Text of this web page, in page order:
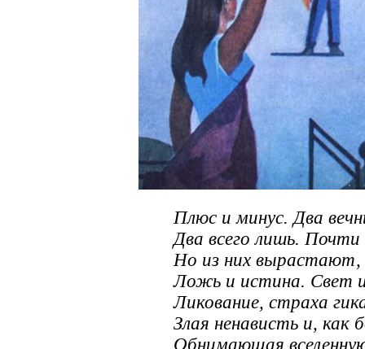
Плюс и минус. Два
Два всего лишь. Почти
Но из них
Ложь и истина. Свет
Ликование, страха
Злая ненависть и, как
Обнимающая